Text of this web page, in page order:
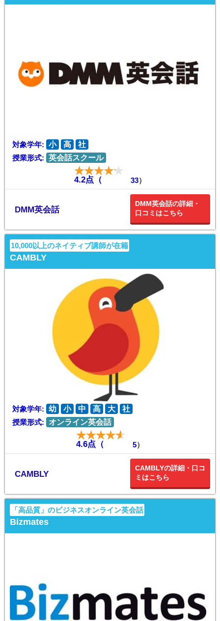
対象学年: 小 高
社
授業形式: 英会話スクール
4.2点（ 33）
DMM英会話
DMM英会話の詳細・
口コミはこちら
10,000以上のネイティブ講師が在籍
CAMBLY
対象学年: 幼 小 中 高 大
社
授業形式:
オンライン英会話
4.6点（ 5）
CAMBLY
CAMBLYの詳細・口コ
ミはこちら
「高品質」のビジネスオンライン英会話
Bizmates